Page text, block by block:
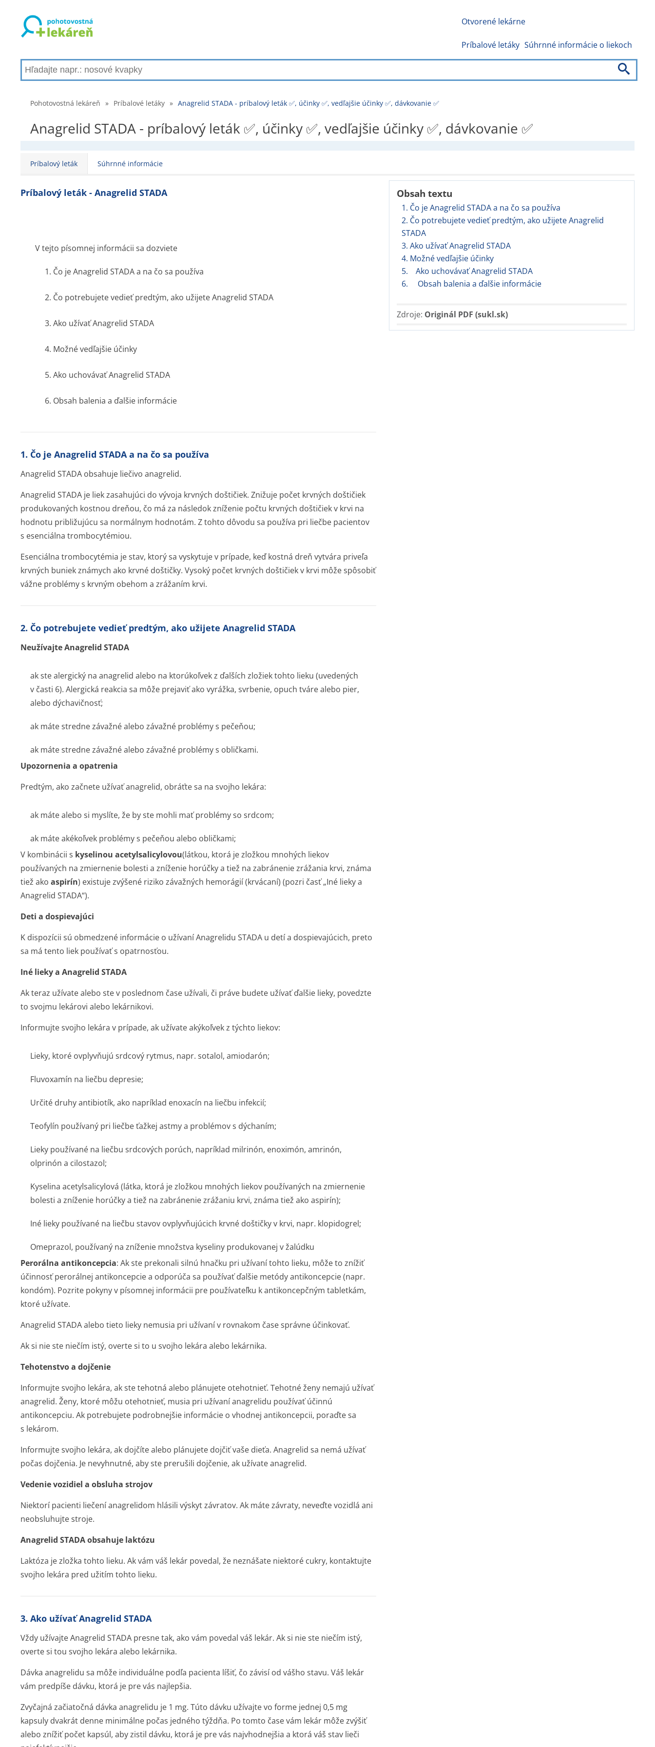
Otvorené lekárne
Príbalové letáky Súhrnné informácie o liekoch
Pohotovostná lekáreň » Príbalové letáky » Anagrelid STADA - príbalový leták ✅, účinky ✅, vedľajšie účinky ✅, dávkovanie ✅
Anagrelid STADA - príbalový leták ✅, účinky ✅, vedľajšie účinky ✅, dávkovanie ✅
Príbalový leták Súhrnné informácie
Obsah textu
1. Čo je Anagrelid STADA a na čo sa používa
2. Čo potrebujete vedieť predtým, ako užijete Anagrelid
STADA
3. Ako užívať Anagrelid STADA
4. Možné vedľajšie účinky
5. Ako uchovávať Anagrelid STADA
6. Obsah balenia a ďalšie informácie
Zdroje: Originál PDF (sukl.sk)
Príbalový leták - Anagrelid STADA
V tejto písomnej informácii sa dozviete
1. Čo je Anagrelid STADA a na čo sa používa
2. Čo potrebujete vedieť predtým, ako užijete Anagrelid STADA
3. Ako užívať Anagrelid STADA
4. Možné vedľajšie účinky
5. Ako uchovávať Anagrelid STADA
6. Obsah balenia a ďalšie informácie
1. Čo je Anagrelid STADA a na čo sa používa
Anagrelid STADA obsahuje liečivo anagrelid.
Anagrelid STADA je liek zasahujúci do vývoja krvných doštičiek. Znižuje počet krvných doštičiek
produkovaných kostnou dreňou, čo má za následok zníženie počtu krvných doštičiek v krvi na
hodnotu približujúcu sa normálnym hodnotám. Z tohto dôvodu sa používa pri liečbe pacientov
s esenciálna trombocytémiou.
Esenciálna trombocytémia je stav, ktorý sa vyskytuje v prípade, keď kostná dreň vytvára priveľa
krvných buniek známych ako krvné doštičky. Vysoký počet krvných doštičiek v krvi môže spôsobiť
vážne problémy s krvným obehom a zrážaním krvi.
2. Čo potrebujete vedieť predtým, ako užijete Anagrelid STADA
Neužívajte Anagrelid STADA
ak ste alergický na anagrelid alebo na ktorúkoľvek z ďalších zložiek tohto lieku (uvedených
v časti 6). Alergická reakcia sa môže prejaviť ako vyrážka, svrbenie, opuch tváre alebo pier,
alebo dýchavičnosť;
ak máte stredne závažné alebo závažné problémy s pečeňou;
ak máte stredne závažné alebo závažné problémy s obličkami.
Upozornenia a opatrenia
Predtým, ako začnete užívať anagrelid, obráťte sa na svojho lekára:
ak máte alebo si myslíte, že by ste mohli mať problémy so srdcom;
ak máte akékoľvek problémy s pečeňou alebo obličkami;
V kombinácii s kyselinou acetylsalicylo­vou(látkou, ktorá je zložkou mnohých liekov
používaných na zmiernenie bolesti a zníženie horúčky a tiež na zabránenie zrážania krvi, známa
tiež ako aspirín) existuje zvýšené riziko závažných hemorágií (krvácaní) (pozri časť „Iné lieky a
Anagrelid STADA“).
Deti a dospievajúci
K dispozícii sú obmedzené informácie o užívaní Anagrelidu STADA u detí a dospievajúcich, preto
sa má tento liek používať s opatrnosťou.
Iné lieky a Anagrelid STADA
Ak teraz užívate alebo ste v poslednom čase užívali, či práve budete užívať ďalšie lieky, povedzte
to svojmu lekárovi alebo lekárnikovi.
Informujte svojho lekára v prípade, ak užívate akýkoľvek z týchto liekov:
Lieky, ktoré ovplyvňujú srdcový rytmus, napr. sotalol, amiodarón;
Fluvoxamín na liečbu depresie;
Určité druhy antibiotík, ako napríklad enoxacín na liečbu infekcií;
Teofylín používaný pri liečbe ťažkej astmy a problémov s dýchaním;
Lieky používané na liečbu srdcových porúch, napríklad milrinón, enoximón, amrinón,
olprinón a cilostazol;
Kyselina acetylsalicylová (látka, ktorá je zložkou mnohých liekov používaných na zmiernenie
bolesti a zníženie horúčky a tiež na zabránenie zrážaniu krvi, známa tiež ako aspirín);
Iné lieky používané na liečbu stavov ovplyvňujúcich krvné doštičky v krvi, napr. klopidogrel;
Omeprazol, používaný na zníženie množstva kyseliny produkovanej v žalúdku
Perorálna antikoncepcia: Ak ste prekonali silnú hnačku pri užívaní tohto lieku, môže to znížiť
účinnosť perorálnej antikoncepcie a odporúča sa používať ďalšie metódy antikoncepcie (napr.
kondóm). Pozrite pokyny v písomnej informácii pre používateľku k antikoncepčným tabletkám,
ktoré užívate.
Anagrelid STADA alebo tieto lieky nemusia pri užívaní v rovnakom čase správne účinkovať.
Ak si nie ste niečím istý, overte si to u svojho lekára alebo lekárnika.
Tehotenstvo a dojčenie
Informujte svojho lekára, ak ste tehotná alebo plánujete otehotnieť. Tehotné ženy nemajú užívať
anagrelid. Ženy, ktoré môžu otehotnieť, musia pri užívaní anagrelidu používať účinnú
antikoncepciu. Ak potrebujete podrobnejšie informácie o vhodnej antikoncepcii, poraďte sa
s lekárom.
Informujte svojho lekára, ak dojčíte alebo plánujete dojčiť vaše dieťa. Anagrelid sa nemá užívať
počas dojčenia. Je nevyhnutné, aby ste prerušili dojčenie, ak užívate anagrelid.
Vedenie vozidiel a obsluha strojov
Niektorí pacienti liečení anagrelidom hlásili výskyt závratov. Ak máte závraty, neveďte vozidlá ani
neobsluhujte stroje.
Anagrelid STADA obsahuje laktózu
Laktóza je zložka tohto lieku. Ak vám váš lekár povedal, že neznášate niektoré cukry, kontaktujte
svojho lekára pred užitím tohto lieku.
3. Ako užívať Anagrelid STADA
Vždy užívajte Anagrelid STADA presne tak, ako vám povedal váš lekár. Ak si nie ste niečím istý,
overte si tou svojho lekára alebo lekárnika.
Dávka anagrelidu sa môže individuálne podľa pacienta líšiť, čo závisí od vášho stavu. Váš lekár
vám predpíše dávku, ktorá je pre vás najlepšia.
Zvyčajná začiatočná dávka anagrelidu je 1 mg. Túto dávku užívajte vo forme jednej 0,5 mg
kapsuly dvakrát denne minimálne počas jedného týždňa. Po tomto čase vám lekár môže zvýšiť
alebo znížiť počet kapsúl, aby zistil dávku, ktorá je pre vás najvhodnejšia a ktorá váš stav lieči